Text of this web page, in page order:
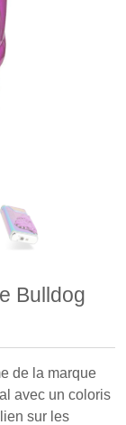
Bulldog
de la marque
avec un coloris
sur les